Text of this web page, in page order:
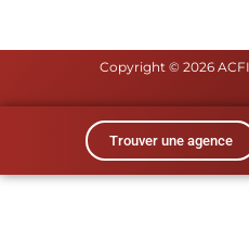
Copyright © 2026
Trouver une agence